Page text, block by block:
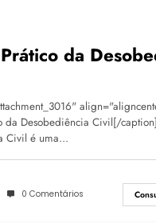
2013
da
da Desobediência Civil[/
Civil é uma…
0 Comentários